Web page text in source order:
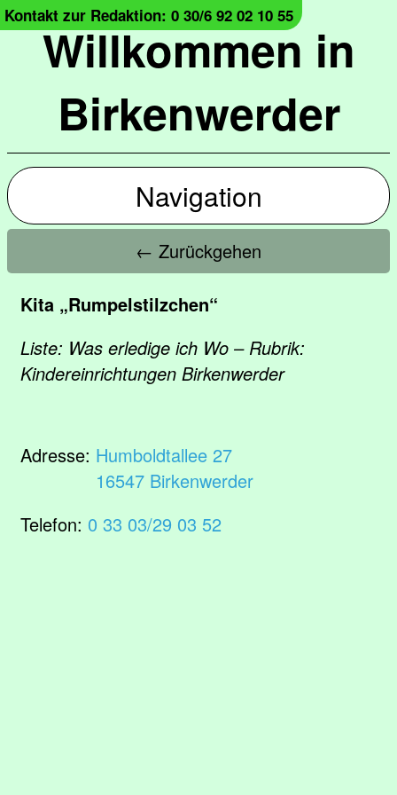
Willkommen in
Birkenwerder
Kontakt zur Redaktion: 0 30/6 92 02 10 55
Navigation
← Zurückgehen
Kita „Rumpelstilzchen“
Liste: Was erledige ich Wo – Rubrik:
Kindereinrichtungen Birkenwerder
Adresse: Humboldtallee 27
16547 Birkenwerder
Telefon: 0 33 03/29 03 52